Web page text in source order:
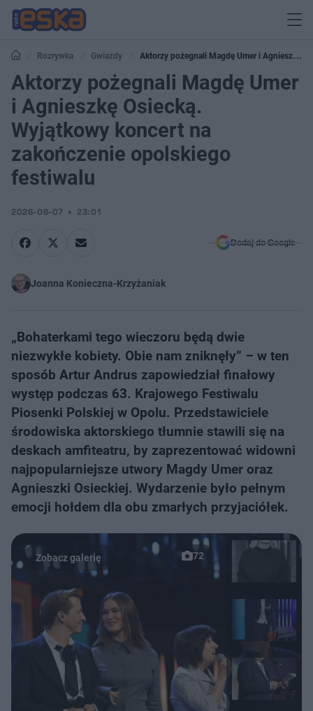
Rozrywka Gwiazdy
Aktorzy pożegnali Magdę Umer i Agnieszkę
Osiecką. Wyjątkowy koncert na zakończenie opolskiego festiwalu
Aktorzy pożegnali Magdę Umer
i Agnieszkę Osiecką.
Wyjątkowy koncert na
zakończenie opolskiego
festiwalu
2026-06-07 23:01
Dodaj do Google
Joanna Konieczna-Krzyżaniak
„Bohaterkami tego wieczoru będą dwie
niezwykłe kobiety. Obie nam zniknęły” – w ten
sposób Artur Andrus zapowiedział finałowy
występ podczas 63. Krajowego Festiwalu
Piosenki Polskiej w Opolu. Przedstawiciele
środowiska aktorskiego tłumnie stawili się na
deskach amfiteatru, by zaprezentować widowni
najpopularniejsze utwory Magdy Umer oraz
Agnieszki Osieckiej. Wydarzenie było pełnym
emocji hołdem dla obu zmarłych przyjaciółek.
72